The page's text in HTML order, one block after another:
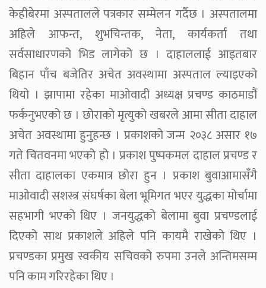
केहीबेरमा अस्पतालले पत्रकार सम्मेलन गर्दैछ । अस्पतालमा
अहिले आफन्त, शुभचिन्तक, नेता, कार्यकर्ता तथा
सर्वसाधारणको भिड लागेको छ । दाहाललाई आइतबार
बिहान पाँच बजेतिर अचेत अवस्थामा अस्पताल ल्याइएको
थियो । झापामा रहेका माओवादी अध्यक्ष प्रचण्ड काठमाडौं
फर्कनुभएको छ । छोराको मृत्युको खबरले आमा सीता दाहाल
अचेत अवस्थामा हुनुहन्छ । प्रकाशको जन्म २०३८ असार १७
गते चितवनमा भएको हो । प्रकाश पुष्पकमल दाहाल प्रचण्ड र
सीता दाहालका एकमात्र छोरा हुन । प्रकाश बुवाआमासँगै
माओवादी सशस्त्र संघर्षका बेला भूमिगत भएर युद्धका मोर्चामा
सहभागी भएको थिए । जनयुद्धको बेलामा बुवा प्रचण्डलाई
दिएको साथ प्रकाशले अहिले पनि कायमै राखेको थिए ।
प्रचण्डका प्रमुख स्वकीय सचिवको रुपमा उनले अन्तिमसम्म
पनि काम गरिरहेका थिए ।